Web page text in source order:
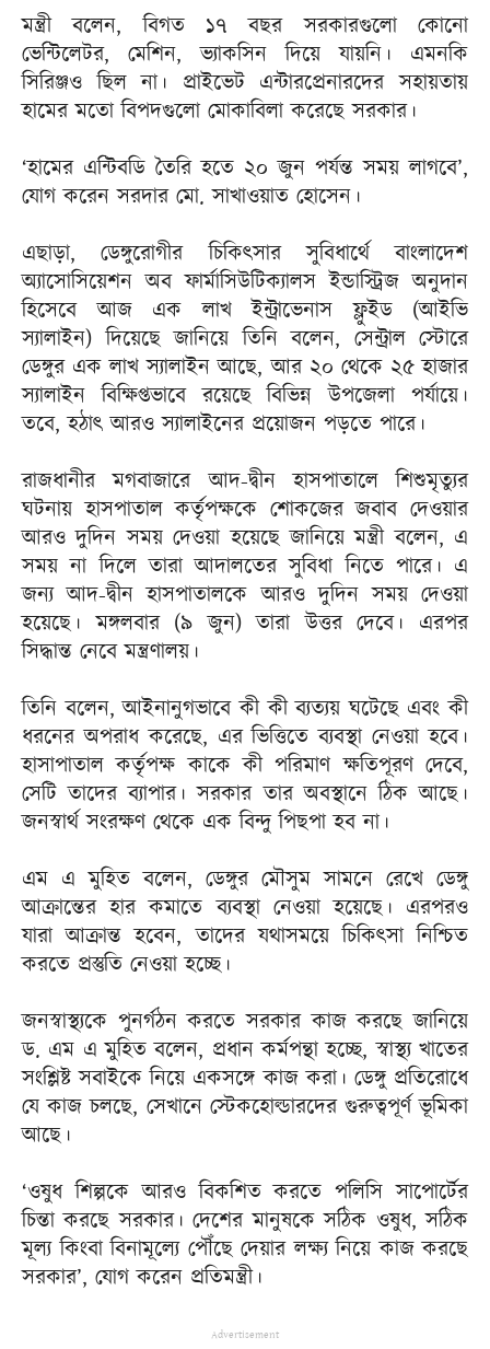
মন্ত্রী বলেন, বিগত ১৭ বছর সরকারগুলো কোনো
ভেন্টিলেটর, মেশিন, ভ্যাকসিন দিয়ে যায়নি। এমনকি
সিরিঞ্জও ছিল না। প্রাইভেট এন্টারপ্রেনারদের সহায়তায়
হামের মতো বিপদগুলো মোকাবিলা করেছে সরকার।
‘হামের এন্টিবডি তৈরি হতে ২০ জুন পর্যন্ত সময় লাগবে’,
যোগ করেন সরদার মো. সাখাওয়াত হোসেন।
এছাড়া, ডেঙ্গুরোগীর চিকিৎসার সুবিধার্থে বাংলাদেশ
অ্যাসোসিয়েশন অব ফার্মাসিউটিক্যালস ইন্ডাস্ট্রিজ অনুদান
হিসেবে আজ এক লাখ ইন্ট্রাভেনাস ফ্লুইড (আইভি
স্যালাইন) দিয়েছে জানিয়ে তিনি বলেন, সেন্ট্রাল স্টোরে
ডেঙ্গুর এক লাখ স্যালাইন আছে, আর ২০ থেকে ২৫ হাজার
স্যালাইন বিক্ষিপ্তভাবে রয়েছে বিভিন্ন উপজেলা পর্যায়ে।
তবে, হঠাৎ আরও স্যালাইনের প্রয়োজন পড়তে পারে।
রাজধানীর মগবাজারে আদ-দ্বীন হাসপাতালে শিশুমৃত্যুর
ঘটনায় হাসপাতাল কর্তৃপক্ষকে শোকজের জবাব দেওয়ার
আরও দুদিন সময় দেওয়া হয়েছে জানিয়ে মন্ত্রী বলেন, এ
সময় না দিলে তারা আদালতের সুবিধা নিতে পারে। এ
জন্য আদ-দ্বীন হাসপাতালকে আরও দুদিন সময় দেওয়া
হয়েছে। মঙ্গলবার (৯ জুন) তারা উত্তর দেবে। এরপর
সিদ্ধান্ত নেবে মন্ত্রণালয়।
তিনি বলেন, আইনানুগভাবে কী কী ব্যত্যয় ঘটেছে এবং কী
ধরনের অপরাধ করেছে, এর ভিত্তিতে ব্যবস্থা নেওয়া হবে।
হাসাপাতাল কর্তৃপক্ষ কাকে কী পরিমাণ ক্ষতিপূরণ দেবে,
সেটি তাদের ব্যাপার। সরকার তার অবস্থানে ঠিক আছে।
জনস্বার্থ সংরক্ষণ থেকে এক বিন্দু পিছপা হব না।
এম এ মুহিত বলেন, ডেঙ্গুর মৌসুম সামনে রেখে ডেঙ্গু
আক্রান্তের হার কমাতে ব্যবস্থা নেওয়া হয়েছে। এরপরও
যারা আক্রান্ত হবেন, তাদের যথাসময়ে চিকিৎসা নিশ্চিত
করতে প্রস্তুতি নেওয়া হচ্ছে।
জনস্বাস্থ্যকে পুনর্গঠন করতে সরকার কাজ করছে জানিয়ে
ড. এম এ মুহিত বলেন, প্রধান কর্মপন্থা হচ্ছে, স্বাস্থ্য খাতের
সংশ্লিষ্ট সবাইকে নিয়ে একসঙ্গে কাজ করা। ডেঙ্গু প্রতিরোধে
যে কাজ চলছে, সেখানে স্টেকহোল্ডারদের গুরুত্বপূর্ণ ভূমিকা
আছে।
‘ওষুধ শিল্পকে আরও বিকশিত করতে পলিসি সাপোর্টের
চিন্তা করছে সরকার। দেশের মানুষকে সঠিক ওষুধ, সঠিক
মূল্য কিংবা বিনামূল্যে পৌঁছে দেয়ার লক্ষ্য নিয়ে কাজ করছে
সরকার’, যোগ করেন প্রতিমন্ত্রী।
Advertisement